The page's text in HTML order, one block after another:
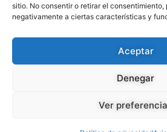
sitio. No consentir o retirar el consentimiento,
negativamente a ciertas características y
Aceptar
Denegar
Ver
Política de
Posicionamiento